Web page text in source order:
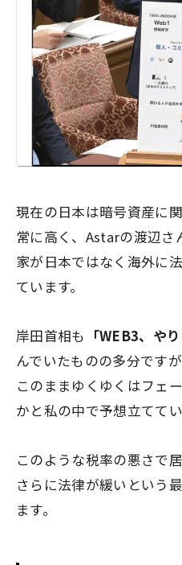
現在の日本は暗号資産に
常に高く、Astarの渡辺さ
家が日本ではなく海外に
ています。
岸田首相も 「WEB3、や
んでいたものの多分です
このままゆくゆくはフェ
かと私の中で予想立ててい
このような税率の悪さで
さらに法律が緩いという
ます。